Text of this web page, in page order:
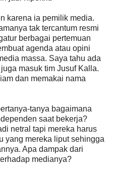
karena ia pemilik media.
tak tercantum resmi
berbagai pertemuan
agenda atau opini
massa. Saya tahu ada
masuk tim Jusuf Kalla.
dan memakai nama
tanya bagaimana
saat bekerja?
netral tapi mereka harus
yang mereka liput sehingga
Apa dampak dari
medianya?